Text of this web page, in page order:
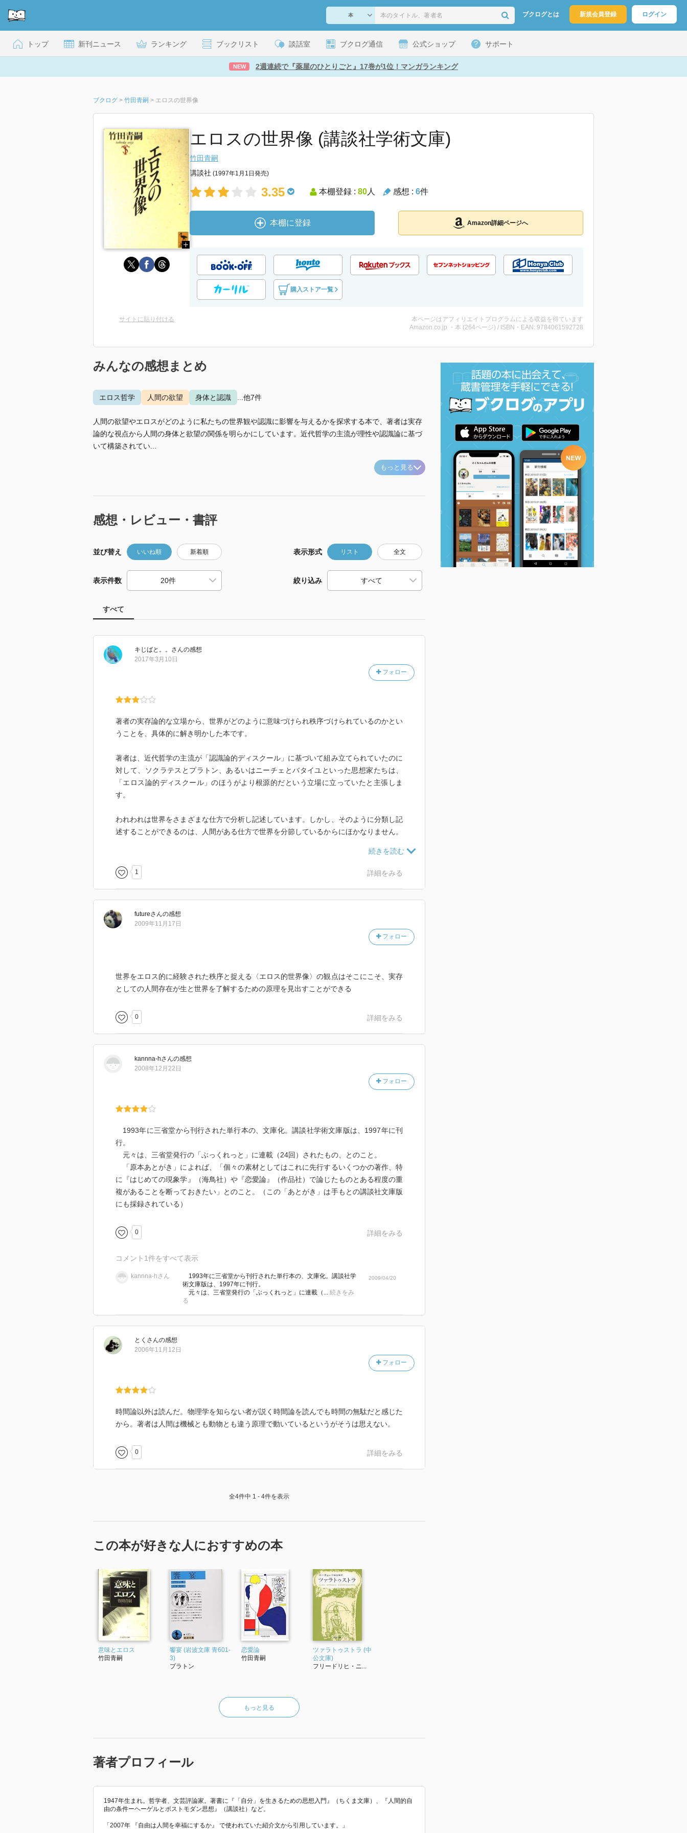
ブクログとは 新規会員登録 ログイン
トップ 新刊ニュース ランキング ブックリスト 談話室 ブクログ通信 公式ショップ サポート
NEW 2週連続で『薬屋のひとりごと』17巻が1位！マンガランキング
ブクログ > 竹田青嗣 > エロスの世界像
エロスの世界像 (講談社学術文庫)
竹田青嗣
講談社 (1997年1月1日発売)
3.35 本棚登録 : 80人 感想 : 6件
本棚に登録 Amazon詳細ページへ
購入ストア一覧
サイトに貼り付ける
本ページはアフィリエイトプログラムによる収益を得ています
Amazon.co.jp ・本 (264ページ) / ISBN・EAN: 9784061592728
みんなの感想まとめ
エロス哲学 人間の欲望 身体と認識 ...他7件
人間の欲望やエロスがどのように私たちの世界観や認識に影響を与えるかを探求する本で、著者は実存
論的な視点から人間の身体と欲望の関係を明らかにしています。近代哲学の主流が理性や認識論に基づ
いて構築されてい...
もっと見る
感想・レビュー・書評
並び替え いいね順 新着順 表示形式 リスト 全文
表示件数 絞り込み
すべて
キじばと。。 さんの感想
フォロー
2017年3月10日
著者の実存論的な立場から、世界がどのように意味づけられ秩序づけられているのかとい
うことを、具体的に解き明かした本です。
著者は、近代哲学の主流が「認識論的ディスクール」に基づいて組み立てられていたのに
対して、ソクラテスとプラトン、あるいはニーチェとバタイユといった思想家たちは、
「エロス論的ディスクール」のほうがより根源的だという立場に立っていたと主張しま
す。
われわれは世界をさまざまな仕方で分析し記述しています。しかし、そのように分類し記
述することができるのは、人間がある仕方で世界を分節しているからにほかなりません。
「ありうる」は本能によって一義的に定められているのに対して、人間は観念的なエロス
を世界から汲みとるとともに、エロス原理によって秩序づけられたこの世界を言葉によっ
て対象化し、自分自身を客観的世界のひとつの対象として位置づけることができます。さ
は、言葉を通じてその秩序を編みなおしていくような性格をもっていると著者は考えま
す。
いう実存のありように基づいて明らかにしています。
1 詳細をみる
futureさんの感想
フォロー
2009年11月17日
世界をエロス的に経験された秩序と捉える〈エロス的世界像〉の観点はそこにこそ、実存
としての人間存在が生と世界を了解するための原理を見出すことができる
0 詳細をみる
kannna-hさんの感想
フォロー
2008年12月22日
1993年に三省堂から刊行された単行本の、文庫化。講談社学術文庫版は、1997年に刊
行。
元々は、三省堂発行の「ぶっくれっと」に連載（24回）されたもの、とのこと。
「原本あとがき」によれば、「個々の素材としてはこれに先行するいくつかの著作、特
に『はじめての現象学』（海鳥社）や『恋愛論』（作品社）で論じたものとある程度の重
複があることを断っておきたい」とのこと。（この「あとがき」は手もとの講談社文庫版
にも採録されている）
0 詳細をみる
コメント 1件をすべて表示
kannna-hさん
1993年に三省堂から刊行された単行本の、文庫化。講談社学
術文庫版は、1997年に刊行。
元々は、三省堂発行の「ぶっくれっと」に連載（... 続きをみ
る
2009/04/20
とく さんの感想
フォロー
2006年11月12日
時間論以外は読んだ。物理学を知らない者が説く時間論を読んでも時間の無駄だと感じた
から。著者は人間は機械とも動物とも違う原理で動いているというがそうは思えない。
0 詳細をみる
全4件中 1 - 4件を表示
この本が好きな人におすすめの本
意味とエロス
竹田青嗣
饗宴 (岩波文庫 青601-
3)
プラトン
恋愛論
竹田青嗣
ツァラトゥストラ (中
公文庫)
フリードリヒ・ニ...
もっと見る
著者プロフィール
1947年生まれ。哲学者、文芸評論家。著書に『「自分」を生きるための思想入門』（ちくま文庫）、『人間的自
由の条件ーヘーゲルとポストモダン思想』（講談社）など。
「2007年 『自由は人間を幸福にするか』 で使われていた紹介文から引用しています。」